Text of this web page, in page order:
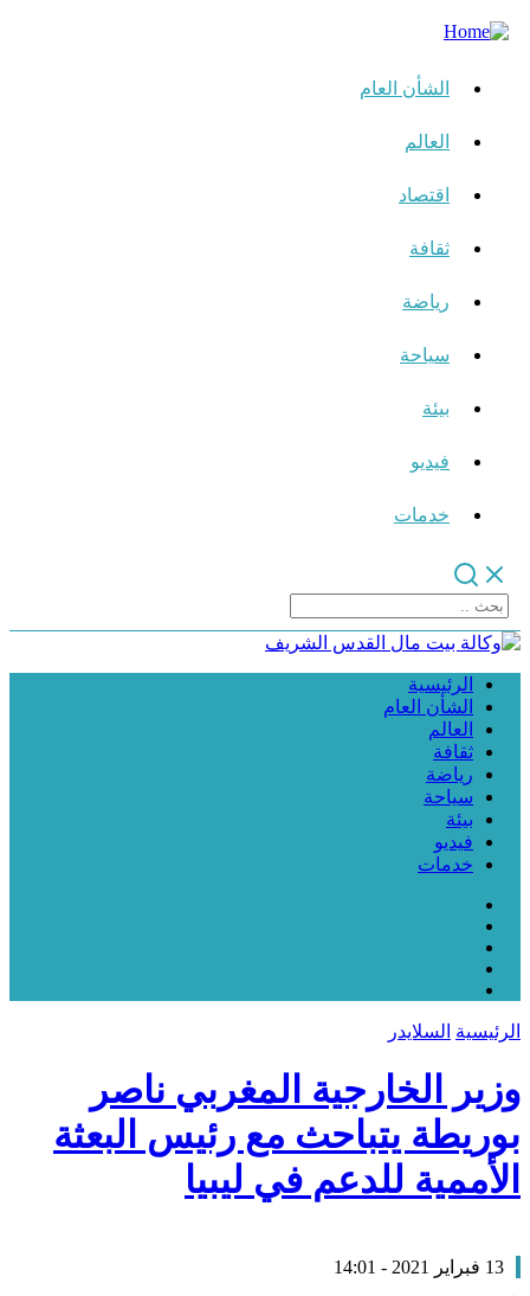
الشأن العام
العالم
اقتصاد
ثقافة
رياضة
سياحة
بيئة
فيديو
خدمات
الرئيسية
الشأن العام
العالم
ثقافة
رياضة
سياحة
بيئة
فيديو
خدمات
الرئيسية السلايدر
وزير الخارجية المغربي ناصر
بوريطة يتباحث مع رئيس البعثة
الأممية للدعم في ليبيا
13 فبراير 2021 - 14:01